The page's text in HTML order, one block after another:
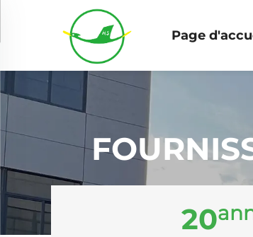
Page
20